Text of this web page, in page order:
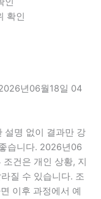
확인
년06월18일 04
설명 없이 결과만 강
습니다. 2026년06
건은 개인 상황, 지
질 수 있습니다. 조
이후 과정에서 예